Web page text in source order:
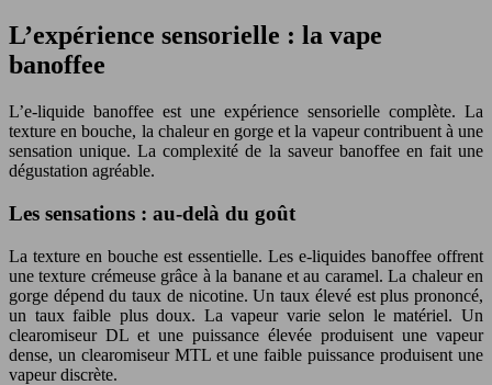
L’expérience sensorielle : la vape
banoffee
L’e-liquide banoffee est une expérience sensorielle complète. La
texture en bouche, la chaleur en gorge et la vapeur contribuent à une
sensation unique. La complexité de la saveur banoffee en fait une
dégustation agréable.
Les sensations : au-delà du goût
La texture en bouche est essentielle. Les e-liquides banoffee offrent
une texture crémeuse grâce à la banane et au caramel. La chaleur en
gorge dépend du taux de nicotine. Un taux élevé est plus prononcé,
un taux faible plus doux. La vapeur varie selon le matériel. Un
clearomiseur DL et une puissance élevée produisent une vapeur
dense, un clearomiseur MTL et une faible puissance produisent une
vapeur discrète.